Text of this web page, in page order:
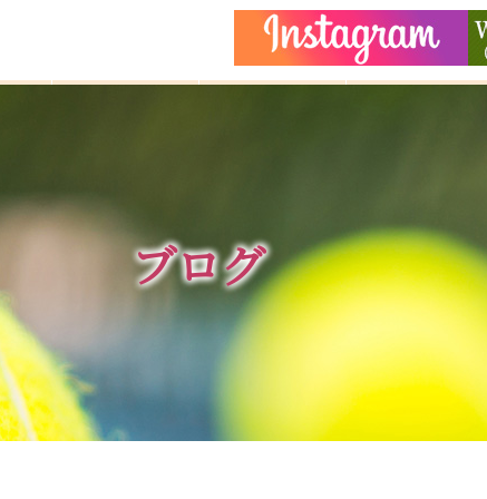
イベント 施設ガイド
ブログ